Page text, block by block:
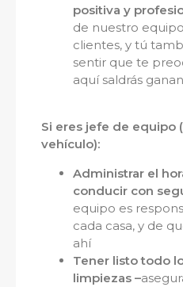
positiva y
de nuestro
clientes, y tú
sentir que te
aquí saldrás
Si eres jefe de equipo
vehículo):
Administrar el
conducir con
equipo es
cada casa, y de
ahí
Tener listo todo
limpiezas –